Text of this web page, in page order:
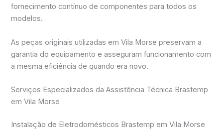
fornecimento contínuo de componentes para todos os
modelos.
As peças originais utilizadas em Vila Morse preservam a
garantia do equipamento e asseguram funcionamento com
a mesma eficiência de quando era novo.
Serviços Especializados da Assistência Técnica Brastemp
em Vila Morse
Instalação de Eletrodomésticos Brastemp em Vila Morse